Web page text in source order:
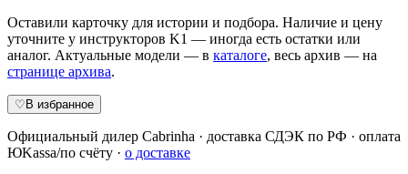
Оставили карточку для истории и подбора. Наличие и цену
уточните у инструкторов K1 — иногда есть остатки или
аналог. Актуальные модели — в каталоге, весь архив — на
странице архива.
♡ В избранное
Официальный дилер Cabrinha · доставка СДЭК по РФ · оплата
ЮKassa/по счёту · о доставке